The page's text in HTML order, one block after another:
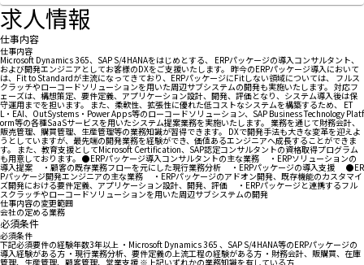
求人情報
仕事内容
仕事内容
Microsoft Dynamics 365、SAP S/4HANAをはじめとする、 ERPパッケージの導入コンサルタント、
および開発エンジニアとしてお客様のDXをご支援いたします。 昨今のERPパッケージ導入において
は、Fit to Standardが主流になってきており、ERPパッケージにFitしない領域については、 フルス
クラッチやローコードソリューションを用いた周辺サブシステムの開発も実施いたします。 対応フ
ェーズは、構想策定、要件定義、アプリケーション設計、開発、評価となり、システム導入後は保
守運用までを担います。 また、柔軟性、拡張性に優れた低コストなシステムを構築するため、 ET
L・EAI、OutSystems・Power Apps等のローコードソリューション、SAP Business Technology Platf
orm等の各種SaaSサービスを用いたシステム提案業務を実施いたします。 業務を通じて財務会計、
販売管理、購買管理、生産管理等の業務知識が習得できます。 DXで開発手法も大きな変革を迎えよ
うとしていますが、最先端の開発業務を経験ができ、価値あるエンジニアへ成長することができま
す。 また、教育支援としてMicrosoft Certification、SAP認定コンサルタントの資格取得プログラム
も用意しております。 ●ERPパッケージ導入コンサルタントの主な業務 ・ERPソリューションの
導入提案 ・顧客の既存業務フローを元にした現行業務分析 ・ERPパッケージの導入支援 ●ER
Pパッケージ開発エンジニアの主な業務 ・ERPパッケージのアドオン開発、既存機能のカスタマイ
ズ開発における要件定義、アプリケーション設計、開発、評価 ・ERPパッケージと連携するフル
スクラッチやローコードソリューションを用いた周辺サブシステムの開発
仕事内容の変更範囲
会社の定める業務
必須条件
必須条件
下記必須要件の経験年数3年以上 ・Microsoft Dynamics 365 、SAP S/4HANA等のERPパッケージの
導入経験がある方 ・現行業務分析、要件定義の上流工程の経験がある方 ・財務会計、販購買、在庫
管理、生産管理、顧客管理、営業支援 ※上記いずれかの業務知識を有している方